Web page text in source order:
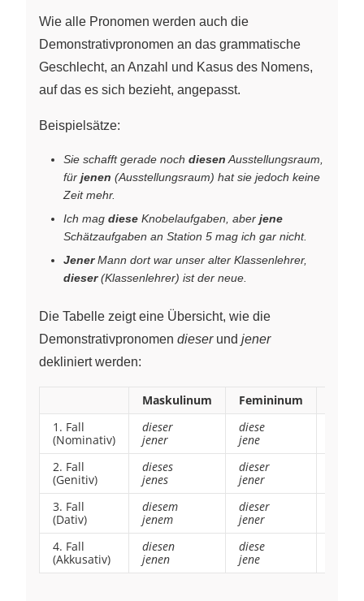
Wie alle Pronomen werden auch die
Demonstrativpronomen an das grammatische
Geschlecht, an Anzahl und Kasus des Nomens,
auf das es sich bezieht, angepasst.
Beispielsätze:
Sie schafft gerade noch diesen Ausstellungsraum,
für jenen (Ausstellungsraum) hat sie jedoch keine
Zeit mehr.
Ich mag diese Knobelaufgaben, aber jene
Schätzaufgaben an Station 5 mag ich gar nicht.
JenerMann dort war unser alter Klassenlehrer,
dieser(Klassenlehrer) ist der neue.
Die Tabelle zeigt eine Übersicht, wie die
Demonstrativpronomen dieserund jener
dekliniert werden:
Maskulinum Femininum
1. Fall
(Nominativ)
dieser
jener
diese
jene
2. Fall
(Genitiv)
dieses
jenes
dieser
jener
3. Fall
(Dativ)
diesem
jenem
dieser
jener
4. Fall
(Akkusativ)
diesen
jenen
diese
jene